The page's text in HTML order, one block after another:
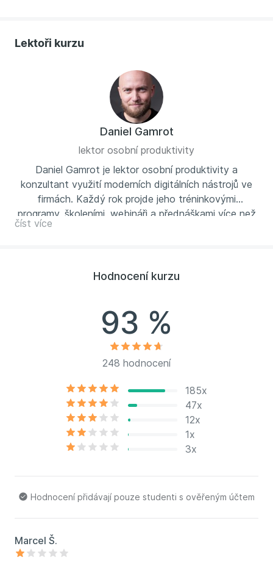
Lektoři kurzu
Daniel Gamrot
lektor osobní produktivity
Daniel Gamrot je lektor osobní produktivity a
konzultant využití moderních digitálních nástrojů ve
firmách. Každý rok projde jeho tréninkovými
programy, školeními, webináři a přednáškami více než
tisícovka účastníků z firem jako jsou UNIQA, Orange
zvýšení produktivity práce.
číst více
Hodnocení kurzu
93 %
248 hodnocení
185x
47x
12x
1x
3x
Hodnocení přidávají pouze studenti s ověřeným účtem
Marcel Š.